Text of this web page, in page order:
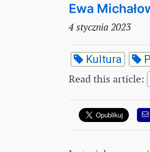
Ewa
4 stycznia 2023
Kultura
Read this article: